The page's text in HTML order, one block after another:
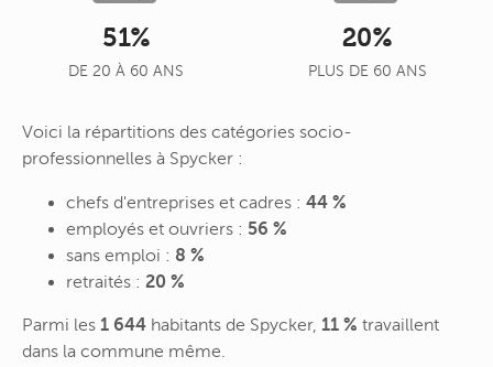
51%
DE 20 À 60 ANS
20%
PLUS DE 60 ANS
Voici la répartitions des catégories socio-
professionnelles à Spycker :
chefs d'entreprises et cadres : 44 %
employés et ouvriers : 56 %
sans emploi : 8 %
retraités : 20 %
Parmi les 1 644 habitants de Spycker, 11 % travaillent
dans la commune même.